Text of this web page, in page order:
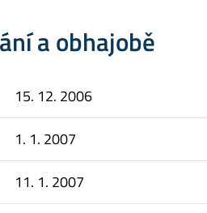
a obhajobě
15. 12. 2006
1. 1. 2007
11. 1. 2007